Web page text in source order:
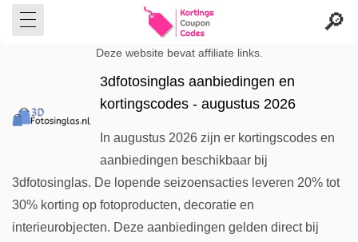
Deze website bevat affiliate links.
3dfotosinglas aanbiedingen en
kortingscodes - augustus 2026
In augustus 2026 zijn er kortingscodes en
aanbiedingen beschikbaar bij
3dfotosinglas. De lopende seizoensacties leveren 20% tot
30% korting op fotoproducten, decoratie en
interieurobjecten. Deze aanbiedingen gelden direct bij